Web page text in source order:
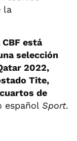
la
está
selección
2022,
Tite,
de
español Sport.